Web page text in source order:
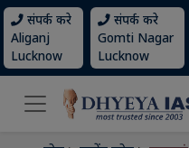
संपर्क करे
Aliganj
Lucknow
संपर्क करे
Gomti Nagar
Lucknow